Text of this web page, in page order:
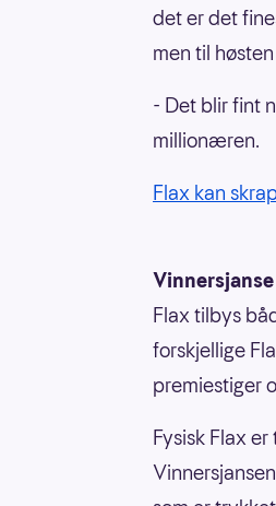
det er det
men til
- Det blir fint
millionæren.
Flax kan
Flax tilbys
forskjellige
premiestiger
Fysisk Flax